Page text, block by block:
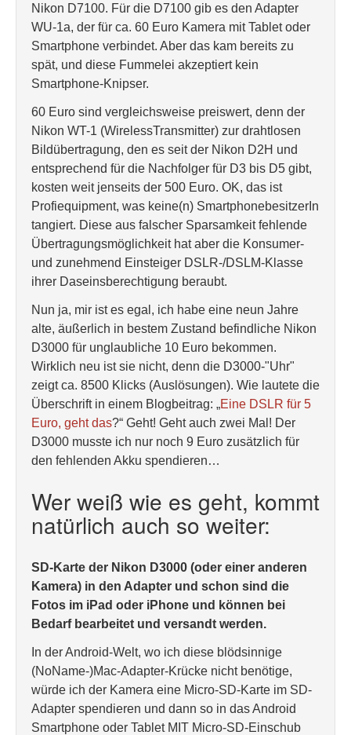
Nikon D7100. Für die D7100 gib es den Adapter
WU-1a, der für ca. 60 Euro Kamera mit Tablet oder
Smartphone verbindet. Aber das kam bereits zu
spät, und diese Fummelei akzeptiert kein
Smartphone-Knipser.
60 Euro sind vergleichsweise preiswert, denn der
Nikon WT-1 (WirelessTransmitter) zur drahtlosen
Bildübertragung, den es seit der Nikon D2H und
entsprechend für die Nachfolger für D3 bis D5 gibt,
kosten weit jenseits der 500 Euro. OK, das ist
Profiequipment, was keine(n) SmartphonebesitzerIn
tangiert. Diese aus falscher Sparsamkeit fehlende
Übertragungsmöglichkeit hat aber die Konsumer-
und zunehmend Einsteiger DSLR-/DSLM-Klasse
ihrer Daseinsberechtigung beraubt.
Nun ja, mir ist es egal, ich habe eine neun Jahre
alte, äußerlich in bestem Zustand befindliche Nikon
D3000 für unglaubliche 10 Euro bekommen.
Wirklich neu ist sie nicht, denn die D3000-"Uhr"
zeigt ca. 8500 Klicks (Auslösungen). Wie lautete die
Überschrift in einem Blogbeitrag: „Eine DSLR für 5
Euro, geht das?“ Geht! Geht auch zwei Mal! Der
D3000 musste ich nur noch 9 Euro zusätzlich für
den fehlenden Akku spendieren…
Wer weiß wie es geht, kommt
natürlich auch so weiter:
SD-Karte der Nikon D3000 (oder einer anderen
Kamera) in den Adapter und schon sind die
Fotos im iPad oder iPhone und können bei
Bedarf bearbeitet und versandt werden.
In der Android-Welt, wo ich diese blödsinnige
(NoName-)Mac-Adapter-Krücke nicht benötige,
würde ich der Kamera eine Micro-SD-Karte im SD-
Adapter spendieren und dann so in das Android
Smartphone oder Tablet MIT Micro-SD-Einschub